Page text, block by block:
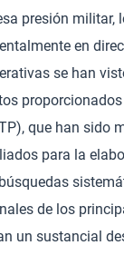
presión militar,
en
se han
que han sido
para la
de los
un sustancial